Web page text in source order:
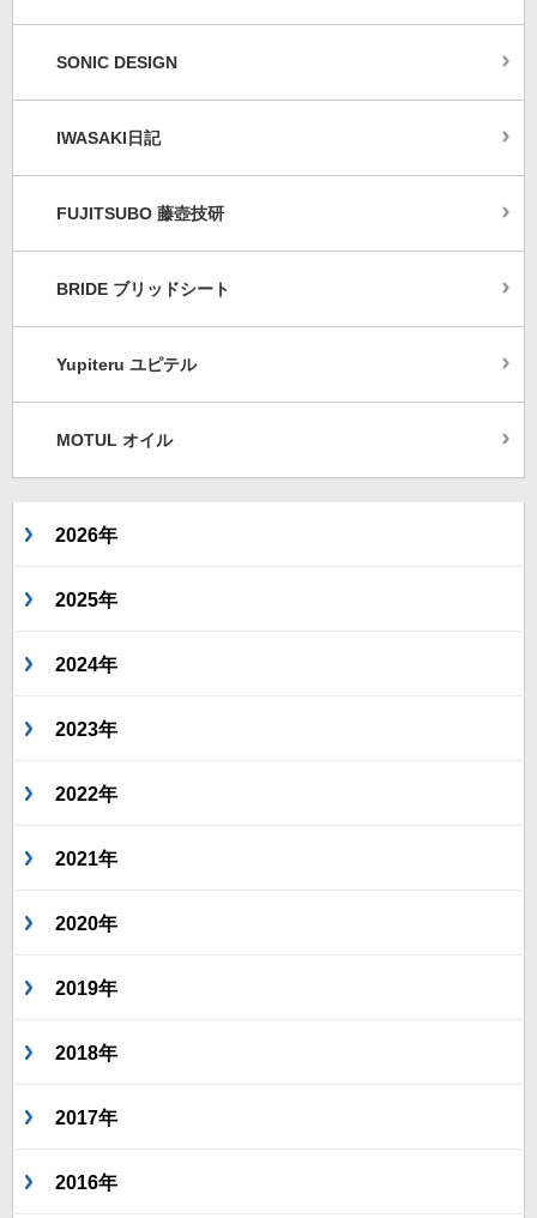
SONIC DESIGN
IWASAKI日記
FUJITSUBO 藤壺技研
BRIDE ブリッドシート
Yupiteru ユピテル
MOTUL オイル
2026年
2025年
2024年
2023年
2022年
2021年
2020年
2019年
2018年
2017年
2016年